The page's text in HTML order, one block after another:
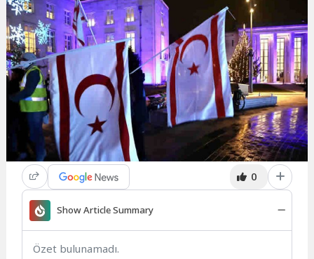
0
Show Article Summary
Özet bulunamadı.